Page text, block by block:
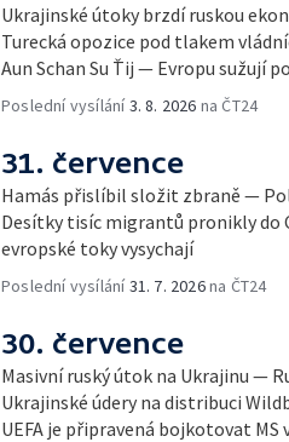
Ukrajinské útoky brzdí ruskou
Turecká opozice pod tlakem
Aun Schan Su Ťij — Evropu sužují
Poslední vysílání3. 8. 2026 na ČT24
31. července
Hamás přislíbil složit zbraně —
Desítky tisíc migrantů pronikly do
evropské toky vysychají
Poslední vysílání31. 7. 2026na ČT24
30. července
Masivní ruský útok na Ukrajinu —
Ukrajinské údery na distribuci
UEFA je připravená bojkotovat